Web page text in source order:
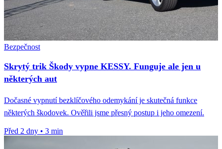
Bezpečnost
Skrytý trik Škody vypne KESSY. Funguje ale jen u
některých aut
Dočasné vypnutí bezklíčového odemykání je skutečná funkce
některých škodovek. Ověřili jsme přesný postup i jeho omezení.
Před 2 dny • 3 min